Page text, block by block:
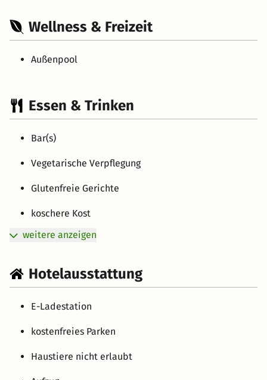
Wellness & Freizeit
Außenpool
Essen & Trinken
Bar(s)
Vegetarische Verpflegung
Glutenfreie Gerichte
koschere Kost
weitere anzeigen
Hotelausstattung
E-Ladestation
kostenfreies Parken
Haustiere nicht erlaubt